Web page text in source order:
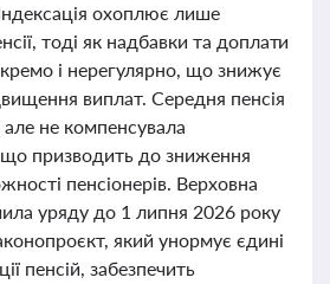
охоплює лише
тоді як надбавки та доплати
і нерегулярно, що знижує
виплат. Середня пенсія
не компенсувала
що призводить до зниження
пенсіонерів. Верховна
уряду до 1 липня 2026 року
який унормує єдині
пенсій, забезпечить